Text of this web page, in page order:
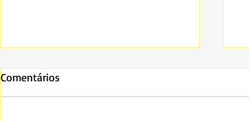
Comentários